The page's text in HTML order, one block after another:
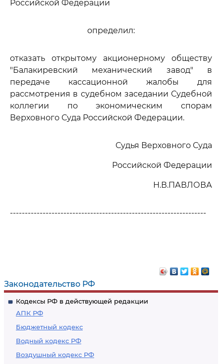
Законодательство РФ
Кодексы РФ в действующей редакции
АПК РФ
Бюджетный кодекс
Водный кодекс РФ
Воздушный кодекс РФ
Российской Федерации
определил:
отказать открытому акционерному обществу
"Балакиревский механический завод" в
передаче кассационной жалобы для
рассмотрения в судебном заседании Судебной
коллегии по экономическим спорам
Верховного Суда Российской Федерации.
Судья Верховного Суда
Российской Федерации
Н.В.ПАВЛОВА
------------------------------------------------------------------